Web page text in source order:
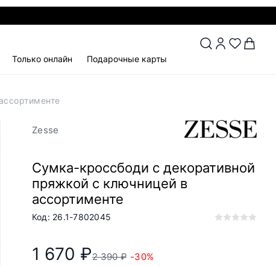
Только онлайн Подарочные карты
Zesse
Сумка-кроссбоди с декоративной
пряжкой с ключницей в
ассортименте
Код: 26.1-7802045
1 670 ₽2 390 ₽ -30%